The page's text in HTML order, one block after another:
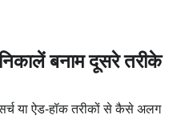
बनाम दूसरे तरीके
या ऐड‑हॉक तरीकों से कैसे अलग